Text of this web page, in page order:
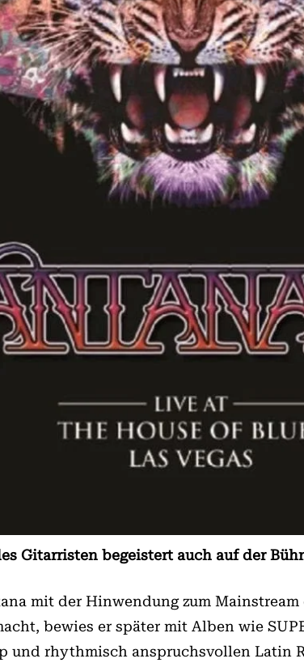
Gitarristen begeistert auch auf der
mit der Hinwendung zum
bewies er später mit Alben wie
und rhythmisch anspruchsvollen Latin